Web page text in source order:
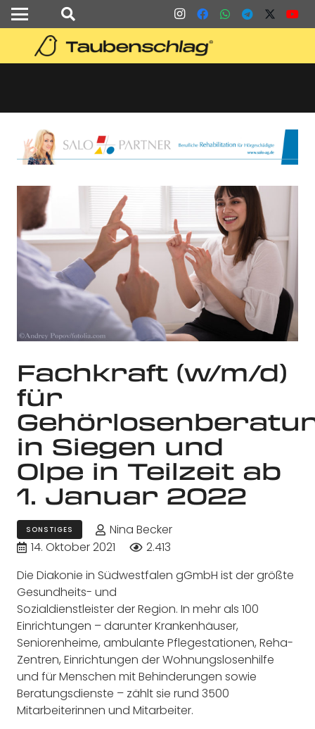
Fachkraft (w/m/d)
für
in Siegen und
Olpe in Teilzeit ab
1. Januar 2022
SONSTIGES
Nina Becker
14. Oktober 2021
2.413
Die Diakonie in Südwestfalen gGmbH ist der größte
Gesundheits- und
Sozialdienstleister der Region. In mehr als 100
Einrichtungen – darunter Krankenhäuser,
Seniorenheime, ambulante Pflegestationen, Reha-
Zentren, Einrichtungen der Wohnungslosenhilfe
und für Menschen mit Behinderungen sowie
Beratungsdienste – zählt sie rund 3500
Mitarbeiterinnen und Mitarbeiter.